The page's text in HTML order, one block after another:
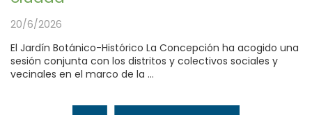
20/6/2026
El Jardín Botánico-Histórico La Concepción ha acogido una
sesión conjunta con los distritos y colectivos sociales y
vecinales en el marco de la ...